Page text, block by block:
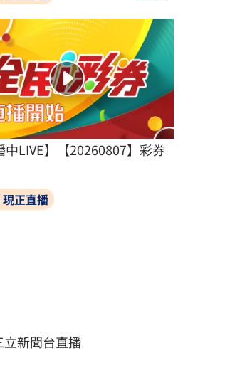
中LIVE】【20260807】彩券
現正直播
立新聞台直播